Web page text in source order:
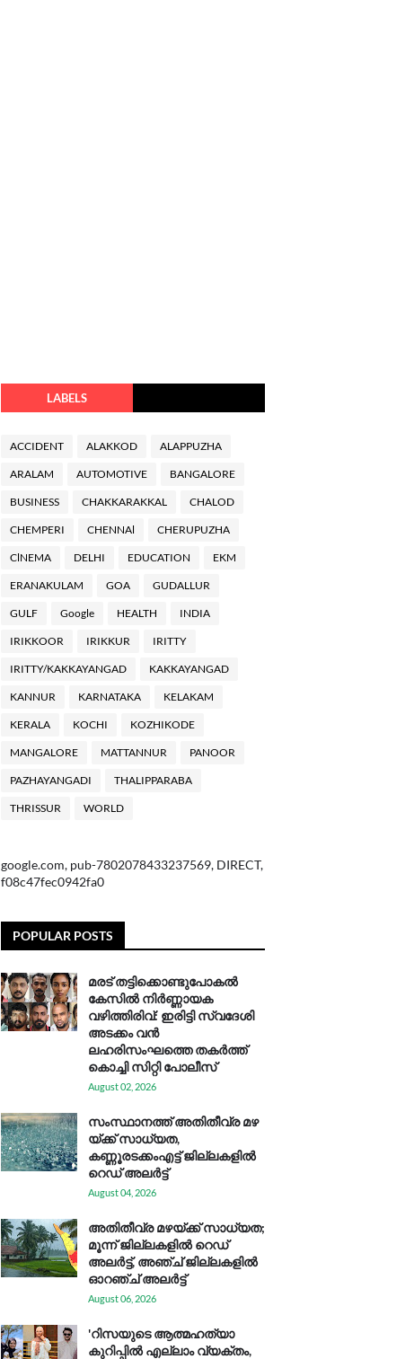
LABELS
ACCIDENT ALAKKOD ALAPPUZHA
ARALAM AUTOMOTIVE BANGALORE
BUSINESS CHAKKARAKKAL CHALOD
CHEMPERI CHENNAl CHERUPUZHA
ClNEMA DELHI EDUCATION EKM
ERANAKULAM GOA GUDALLUR
GULF Google HEALTH INDIA
IRIKKOOR IRIKKUR IRITTY
IRITTY/KAKKAYANGAD KAKKAYANGAD
KANNUR KARNATAKA KELAKAM
KERALA KOCHI KOZHIKODE
MANGALORE MATTANNUR PANOOR
PAZHAYANGADI THALIPPARABA
THRISSUR WORLD
google.com, pub-7802078433237569, DIRECT,
f08c47fec0942fa0
POPULAR POSTS
മരട് തട്ടിക്കൊണ്ടുപോകൽ
കേസിൽ നിർണ്ണായക
വഴിത്തിരിവ്: ഇരിട്ടി സ്വദേശി
അടക്കം വൻ
ലഹരിസംഘത്തെ തകർത്ത്
കൊച്ചി സിറ്റി പോലീസ്
August 02, 2026
സം​സ്ഥാ​ന​ത്ത് അ​തി​തീ​വ്ര മ​ഴ​
യ്ക്ക് സാ​ധ്യ​ത,
കണ്ണൂരടക്കംഎ​ട്ട് ജി​ല്ല​ക​ളി​ൽ
റെ​ഡ് അ​ലർ​ട്ട്
August 04, 2026
അതിതീവ്ര മഴയ്ക്ക് സാധ്യത;
മൂന്ന് ജില്ലകളിൽ റെഡ്
അലർട്ട്, അഞ്ച് ജില്ലകളിൽ
ഓറഞ്ച് അലർട്ട്
August 06, 2026
'റിസയുടെ ആത്മഹത്യാ
കുറിപ്പിൽ എല്ലാം വ്യക്തം,